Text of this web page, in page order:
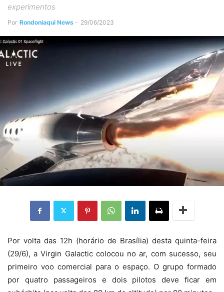
experimentos
Por Rondoniaqui News - 29/06/2023
Por volta das 12h (horário de Brasília) desta quinta-feira
(29/6), a Virgin Galactic colocou no ar, com sucesso, seu
primeiro voo comercial para o espaço. O grupo formado
por quatro passageiros e dois pilotos deve ficar em